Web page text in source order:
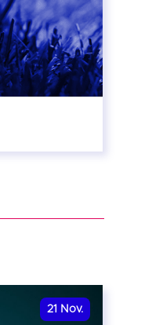
21 Nov.